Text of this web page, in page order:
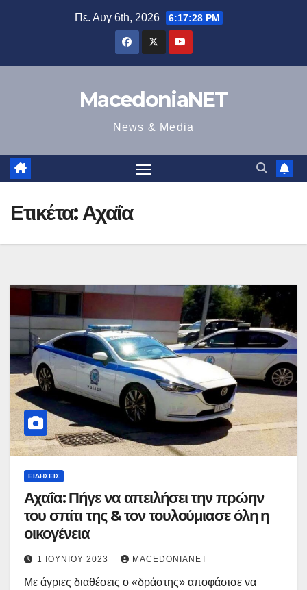
Πε. Αυγ 6th, 2026 6:17:29 PM
MacedoniaNET
News & Media
Ετικέτα:Αχαΐα
ΕΙΔΉΣΕΙΣ
Αχαΐα: Πήγε να απειλήσει την πρώην
του σπίτι της & τον τουλούμιασε όλη η
οικογένεια
1 ΙΟΥΝΊΟΥ 2023 MACEDONIANET
Με άγριες διαθέσεις ο «δράστης» αποφάσισε να